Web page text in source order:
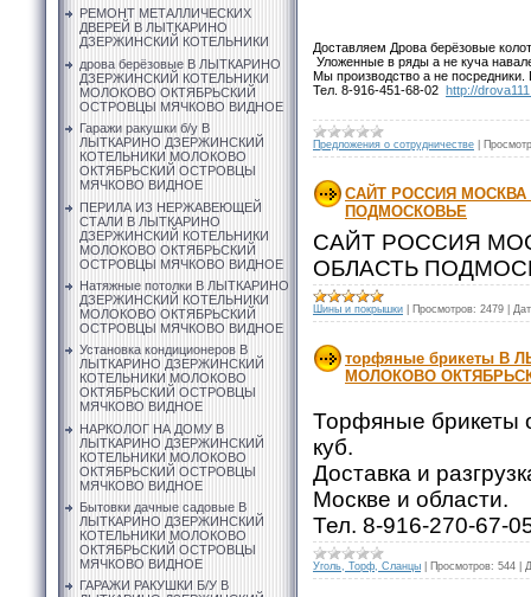
РЕМОНТ МЕТАЛЛИЧЕСКИХ
ДВЕРЕЙ В ЛЫТКАРИНО
ДЗЕРЖИНСКИЙ КОТЕЛЬНИКИ
дрова берёзовые В ЛЫТКАРИНО
ДЗЕРЖИНСКИЙ КОТЕЛЬНИКИ
МОЛОКОВО ОКТЯБРЬСКИЙ
ОСТРОВЦЫ МЯЧКОВО ВИДНОЕ
Гаражи ракушки б/у В
ЛЫТКАРИНО ДЗЕРЖИНСКИЙ
КОТЕЛЬНИКИ МОЛОКОВО
ОКТЯБРЬСКИЙ ОСТРОВЦЫ
МЯЧКОВО ВИДНОЕ
ПЕРИЛА ИЗ НЕРЖАВЕЮЩЕЙ
СТАЛИ В ЛЫТКАРИНО
ДЗЕРЖИНСКИЙ КОТЕЛЬНИКИ
МОЛОКОВО ОКТЯБРЬСКИЙ
ОСТРОВЦЫ МЯЧКОВО ВИДНОЕ
Натяжные потолки В ЛЫТКАРИНО
ДЗЕРЖИНСКИЙ КОТЕЛЬНИКИ
МОЛОКОВО ОКТЯБРЬСКИЙ
ОСТРОВЦЫ МЯЧКОВО ВИДНОЕ
Установка кондиционеров В
ЛЫТКАРИНО ДЗЕРЖИНСКИЙ
КОТЕЛЬНИКИ МОЛОКОВО
ОКТЯБРЬСКИЙ ОСТРОВЦЫ
МЯЧКОВО ВИДНОЕ
НАРКОЛОГ НА ДОМУ В
ЛЫТКАРИНО ДЗЕРЖИНСКИЙ
КОТЕЛЬНИКИ МОЛОКОВО
ОКТЯБРЬСКИЙ ОСТРОВЦЫ
МЯЧКОВО ВИДНОЕ
Бытовки дачные садовые В
ЛЫТКАРИНО ДЗЕРЖИНСКИЙ
КОТЕЛЬНИКИ МОЛОКОВО
ОКТЯБРЬСКИЙ ОСТРОВЦЫ
МЯЧКОВО ВИДНОЕ
ГАРАЖИ РАКУШКИ Б/У В
Доставляем Дрова берёзовые
Уложенные в ряды а не куча
Мы производство а не
Тел. 8-916-451-68-02 http://
Предложения о сотрудничестве
САЙТ РОССИЯ
ПОДМОСКОВЬЕ
САЙТ РОССИЯ
ОБЛАСТЬ
Шины и покрышки Просмотров: 2479
торфяные брикеты В
МОЛОКОВО
Торфяные брикеты
куб.
Доставка и
Москве и области.
Тел. 8-916-270-67-
Уголь, Торф, Сланцы Просмотров: 544